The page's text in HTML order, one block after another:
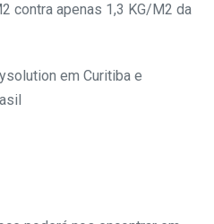
contra apenas 1,3 KG/M2 da
em Curitiba e